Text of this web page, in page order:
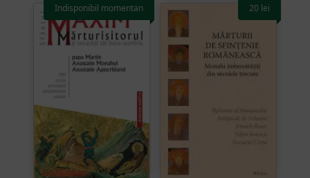
Indisponibil momentan 20 lei